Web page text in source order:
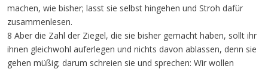
machen, wie bisher; lasst sie selbst hingehen und Stroh dafür
zusammenlesen.
8 Aber die Zahl der Ziegel, die sie bisher gemacht haben, sollt ihr
ihnen gleichwohl auferlegen und nichts davon ablassen, denn sie
gehen müßig; darum schreien sie und sprechen: Wir wollen